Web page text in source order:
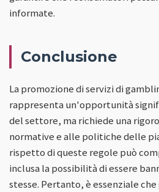
informate.
Conclusione
La promozione di servizi di
rappresenta un'opportunità
del settore, ma richiede una
normative e alle politiche delle
rispetto di queste regole può
inclusa la possibilità di essere
stesse. Pertanto, è essenziale